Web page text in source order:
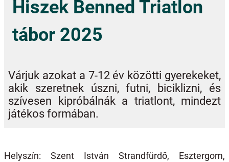
Hiszek Benned Triatlon
tábor 2025
Várjuk azokat a 7-12 év közötti gyerekeket,
akik szeretnek úszni, futni, biciklizni, és
szívesen kipróbálnák a triatlont, mindezt
játékos formában.
Helyszín: Szent István Strandfürdő, Esztergom,